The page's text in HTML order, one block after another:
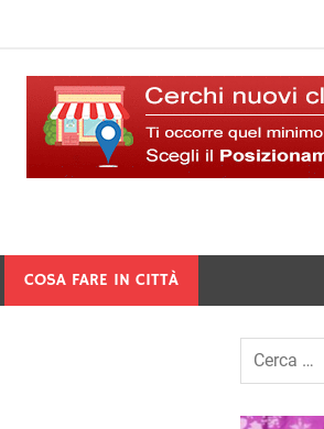
COSA FARE IN CITTÀ